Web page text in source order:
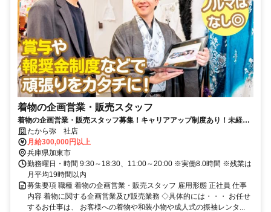
着物の企画営業・販売スタッフ
着物の企画営業・販売スタッフ募集！キャリアアップ制度あり！未経験
者が活躍中！ノルマはなし◎
たから弥 社店
月給300,000円以上
兵庫県加東市
勤務曜日・時間 9:30～18:30、11:00～20:00 ※実働8.0時間 ※残業は
月平均19時間以内
募集要項 職種 着物の企画営業・販売スタッフ 雇用形態 正社員 仕事
内容 着物に関する企画営業及び販売業務 ◇具体的には・・・ お任せ
するお仕事は、 お客様への着物や和装小物や成人式の振袖レンタ...